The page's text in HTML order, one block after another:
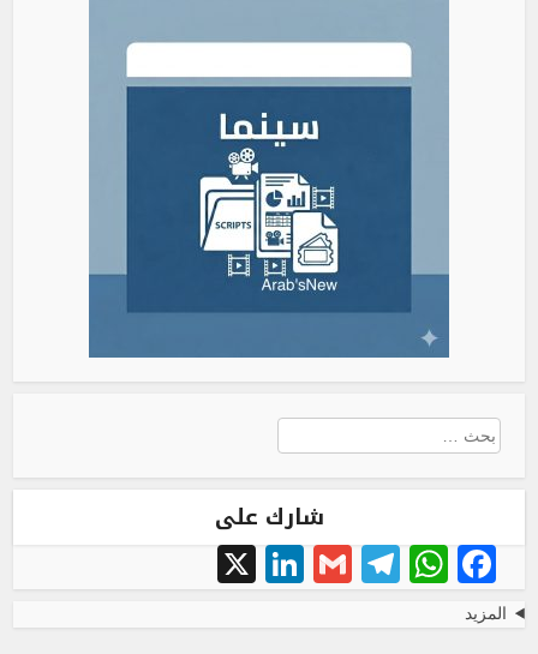
عن:
شارك على
Facebook
WhatsApp
Telegram
Gmail
LinkedIn
المزيد